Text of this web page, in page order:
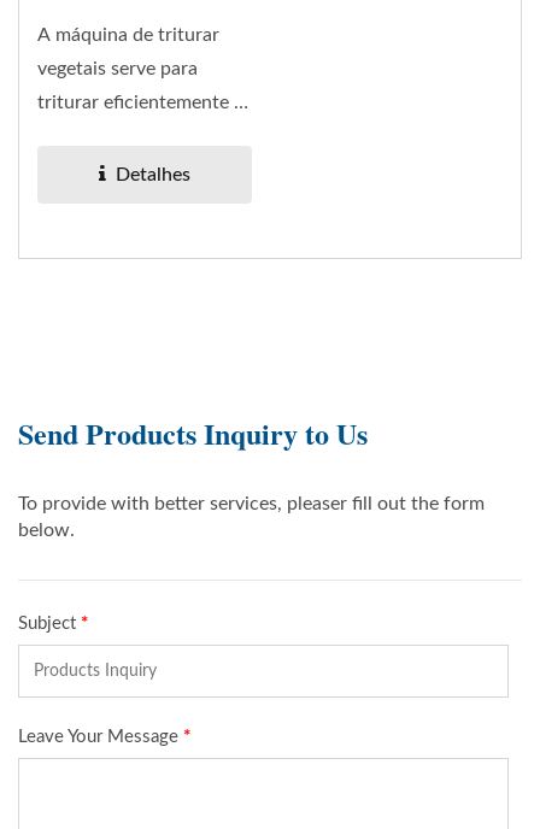
A máquina de triturar
vegetais serve para
triturar eficientemente o
eletrodoméstico...
Detalhes